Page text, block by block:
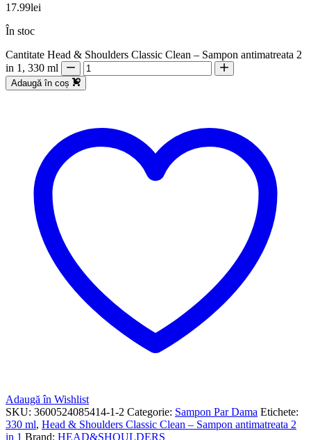
17.99lei
În stoc
Cantitate Head & Shoulders Classic Clean – Sampon antimatreata 2
in 1, 330 ml
Adaugă în coș
Adaugă în Wishlist
SKU: 3600524085414-1-2 Categorie: Sampon Par Dama Etichete:
330 ml, Head & Shoulders Classic Clean – Sampon antimatreata 2
in 1 Brand: HEAD&SHOULDERS